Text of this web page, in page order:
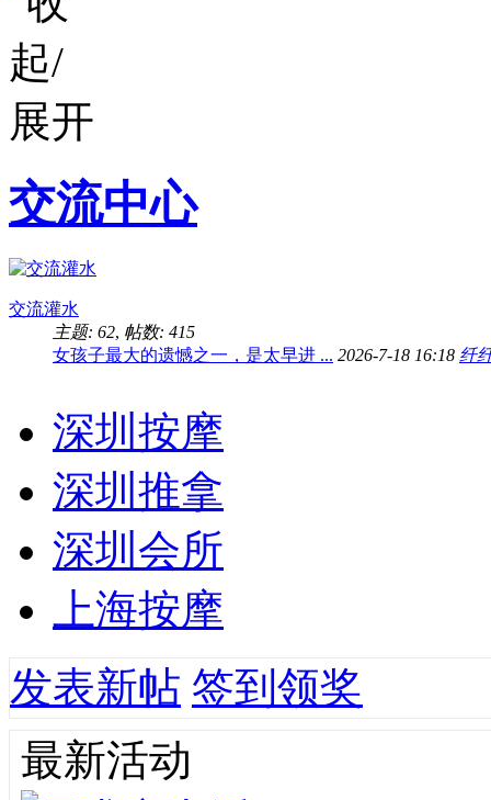
交流中心
交流灌水
主题: 62, 帖数: 415
女孩子最大的遗憾之一，是太早进 ... 2026-7-18 16:18 纤
深圳按摩
深圳推拿
深圳会所
上海按摩
发表新帖 签到领奖
最新活动